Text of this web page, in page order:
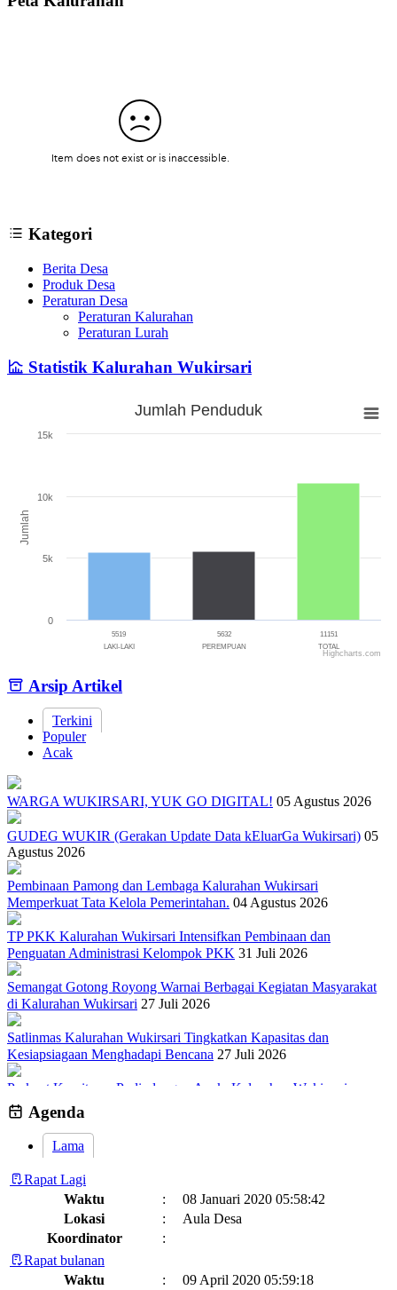
Kategori
Berita Desa
Produk Desa
Peraturan Desa
Peraturan Kalurahan
Peraturan Lurah
Statistik Kalurahan Wukirsari
The chart has 1 Y axis displaying Jumlah. Range: 0 to 15000.
Jumlah
Jumlah Penduduk
5519
LAKI-LAKI
5632
PEREMPUAN
11151
TOTAL
0
5k
10k
15k
Highcharts.com
Arsip Artikel
Terkini
Populer
Acak
WARGA WUKIRSARI, YUK GO DIGITAL! 05 Agustus 2026
GUDEG WUKIR (Gerakan Update Data kEluarGa Wukirsari) 05
Agustus 2026
Pembinaan Pamong dan Lembaga Kalurahan Wukirsari
Memperkuat Tata Kelola Pemerintahan. 04 Agustus 2026
TP PKK Kalurahan Wukirsari Intensifkan Pembinaan dan
Penguatan Administrasi Kelompok PKK 31 Juli 2026
Semangat Gotong Royong Warnai Berbagai Kegiatan Masyarakat
di Kalurahan Wukirsari 27 Juli 2026
Satlinmas Kalurahan Wukirsari Tingkatkan Kapasitas dan
Kesiapsiagaan Menghadapi Bencana 27 Juli 2026
Perkuat Komitmen Perlindungan Anak, Kalurahan Wukirsari
Menggelar Sosialisasi dan Outbond Desa Ramah Anak
Agenda
Lama
Rapat Lagi
Waktu
:
08 Januari 2020 05:58:42
Lokasi
:
Aula Desa
Koordinator
:
Rapat bulanan
Waktu
:
09 April 2020 05:59:18